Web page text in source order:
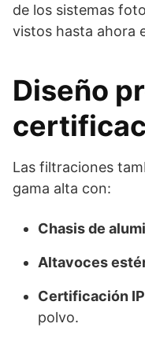
de los sistemas
vistos hasta ahora
Diseño
Las filtraciones
gama alta con:
Chasis de
Altavoces
Certificación
polvo.